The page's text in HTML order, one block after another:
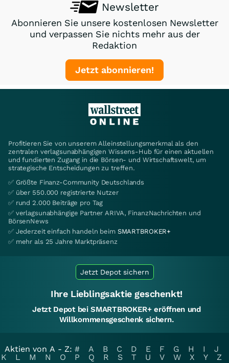
Newsletter
Abonnieren Sie unsere kostenlosen Newsletter
und verpassen Sie nichts mehr aus der
Redaktion
Jetzt abonnieren!
Profitieren Sie von unserem Alleinstellungsmerkmal als den
zentralen verlagsunabhängigen Wissens-Hub für einen aktuellen
und fundierten Zugang in die Börsen- und Wirtschaftswelt, um
strategische Entscheidungen zu treffen.
✅ Größte Finanz-Community Deutschlands
✅ über 550.000 registrierte Nutzer
✅ rund 2.000 Beiträge pro Tag
✅ verlagsunabhängige Partner ARIVA, FinanzNachrichten und
BörsenNews
✅ Jederzeit einfach handeln beim SMARTBROKER+
✅ mehr als 25 Jahre Marktpräsenz
Jetzt Depot sichern
Ihre Lieblingsaktie geschenkt!
Jetzt Depot bei SMARTBROKER+ eröffnen und
Willkommensgeschenk sichern.
Aktien von A - Z: # A B C D E F G H I
J
K
L M N O P Q R S T U V W X Y
Z